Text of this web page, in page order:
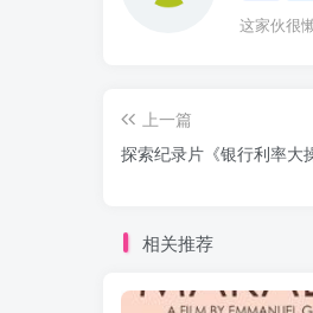
这家伙很
上一篇
探索纪录片《银行利率大
相关推荐